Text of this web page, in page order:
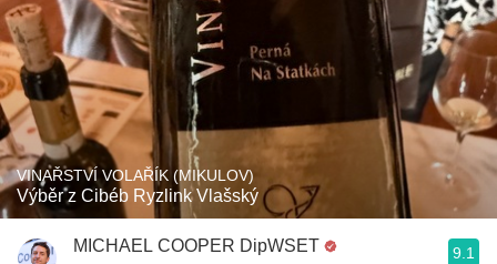
VINAŘSTVÍ VOLAŘÍK (MIKULOV)
Výběr z Cibéb Ryzlink Vlašský
MICHAEL COOPER DipWSET 9.1